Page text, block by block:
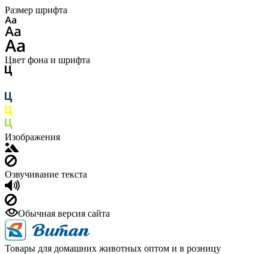
Размер шрифта
Цвет фона и шрифта
Изображения
Озвучивание текста
Обычная версия сайта
Товары для домашних животных оптом и в розницу